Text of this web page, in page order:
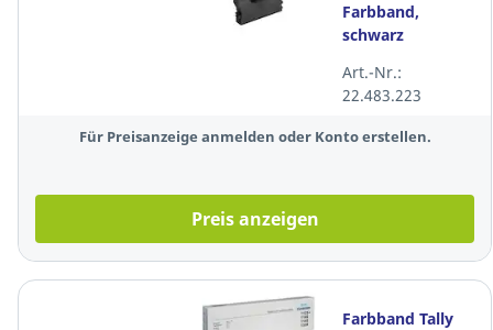
Farbband,
schwarz
Art.-Nr.:
22.483.223
Für Preisanzeige anmelden oder Konto erstellen.
Preis anzeigen
Farbband Tally